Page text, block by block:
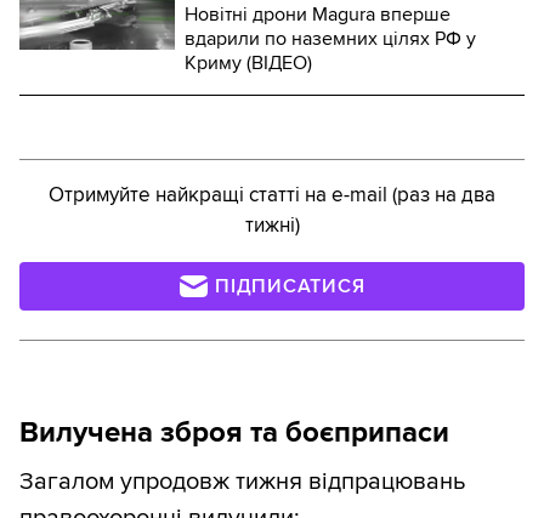
Новітні дрони Magura вперше
вдарили по наземних цілях РФ у
Криму (ВІДЕО)
Отримуйте найкращі статті на e-mail (раз на два
тижні)
ПІДПИСАТИСЯ
Вилучена зброя та боєприпаси
Загалом упродовж тижня відпрацювань